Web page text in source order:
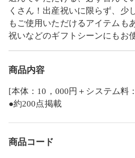
くさん！出産祝いに限らず、少
もご使用いただけるアイテムも
祝いなどのギフトシーンにもお
商品内容
[本体：10，000円＋システム料
●約200点掲載
商品コード